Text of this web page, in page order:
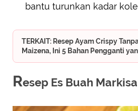
bantu turunkan kadar
TERKAIT: Resep Ayam Crispy
Maizena, Ini 5 Bahan Pengganti
Resep Es Buah Markisa